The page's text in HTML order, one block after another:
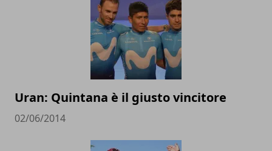
Uran: Quintana è il giusto vincitore
02/06/2014